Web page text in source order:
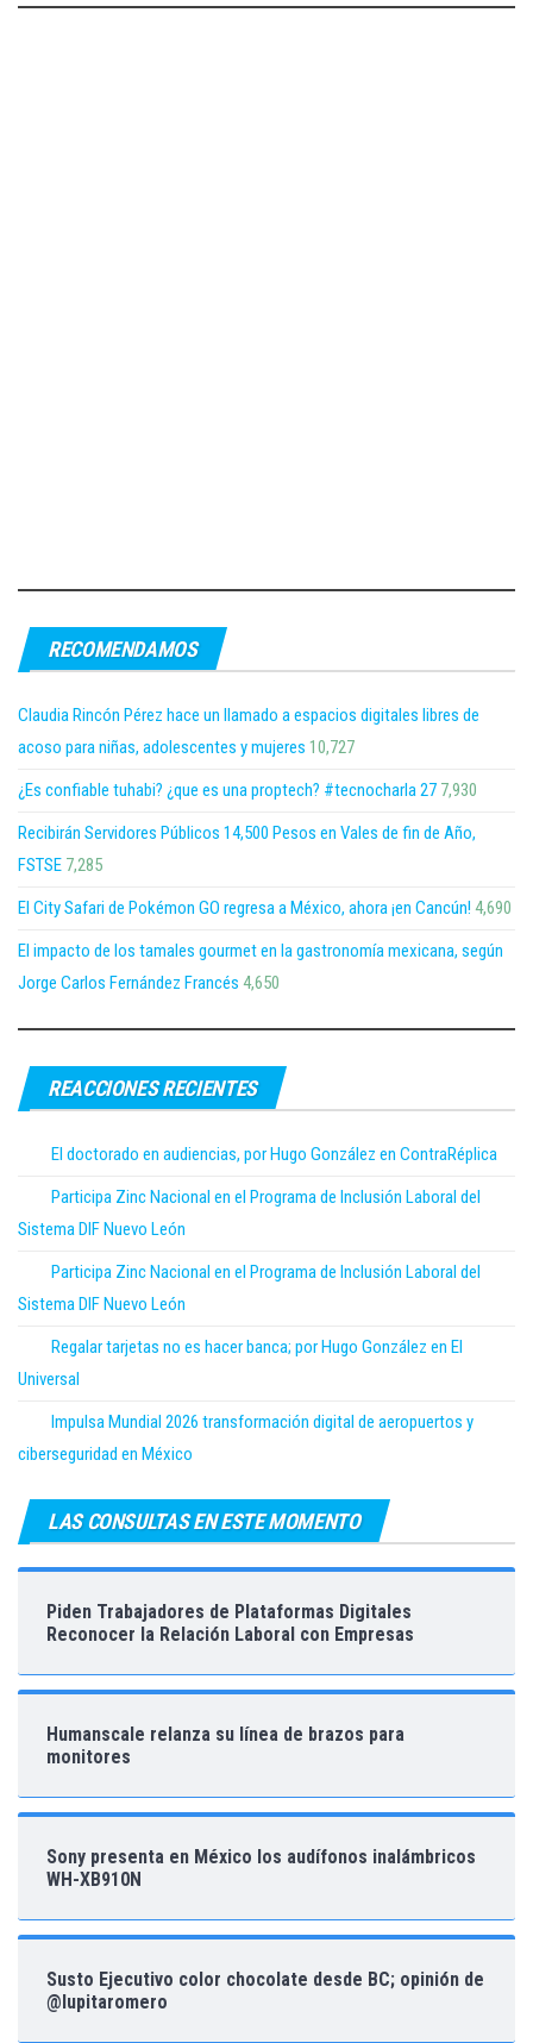
RECOMENDAMOS
Claudia Rincón Pérez hace un llamado a espacios digitales libres de
acoso para niñas, adolescentes y mujeres 10,727
¿Es confiable tuhabi? ¿que es una proptech? #tecnocharla 27 7,930
Recibirán Servidores Públicos 14,500 Pesos en Vales de fin de Año,
FSTSE 7,285
El City Safari de Pokémon GO regresa a México, ahora ¡en Cancún! 4,690
El impacto de los tamales gourmet en la gastronomía mexicana, según
Jorge Carlos Fernández Francés 4,650
REACCIONES RECIENTES
El doctorado en audiencias, por Hugo González en ContraRéplica
Participa Zinc Nacional en el Programa de Inclusión Laboral del
Sistema DIF Nuevo León
Participa Zinc Nacional en el Programa de Inclusión Laboral del
Sistema DIF Nuevo León
Regalar tarjetas no es hacer banca; por Hugo González en El
Universal
Impulsa Mundial 2026 transformación digital de aeropuertos y
ciberseguridad en México
LAS CONSULTAS EN ESTE MOMENTO
Piden Trabajadores de Plataformas Digitales
Reconocer la Relación Laboral con Empresas
Humanscale relanza su línea de brazos para
monitores
Sony presenta en México los audífonos inalámbricos
WH-XB910N
Susto Ejecutivo color chocolate desde BC; opinión de
@lupitaromero